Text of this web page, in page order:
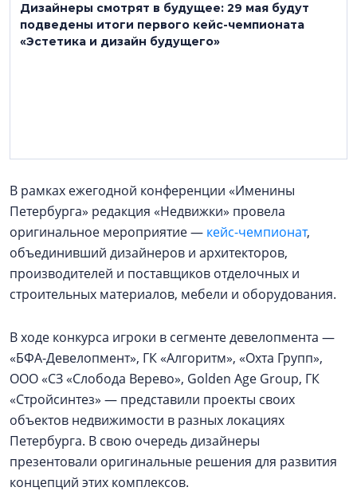
Дизайнеры смотрят в будущее: 29 мая будут
подведены итоги первого кейс-чемпионата
«Эстетика и дизайн будущего»
В рамках ежегодной конференции «Именины
Петербурга» редакция «Недвижки» провела
оригинальное мероприятие — кейс-чемпионат,
объединивший дизайнеров и архитекторов,
производителей и поставщиков отделочных и
строительных материалов, мебели и оборудования.
В ходе конкурса игроки в сегменте девелопмента —
«БФА-Девелопмент», ГК «Алгоритм», «Охта Групп»,
ООО «СЗ «Слобода Верево», Golden Age Group, ГК
«Стройсинтез» — представили проекты своих
объектов недвижимости в разных локациях
Петербурга. В свою очередь дизайнеры
презентовали оригинальные решения для развития
концепций этих комплексов.